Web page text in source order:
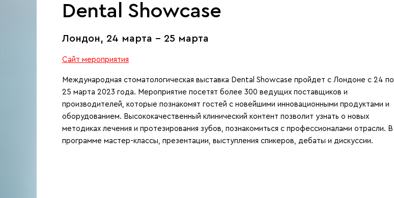
Dental Showcase
Лондон, 24 марта - 25 марта
Сайт мероприятия
Международная стоматологическая выставка Dental Showcase пройдет с Лондоне с 24 по
25 марта 2023 года. Мероприятие посетят более 300 ведущих поставщиков и
производителей, которые познакомят гостей с новейшими инновационными продуктами и
оборудованием. Высококачественный клинический контент позволит узнать о новых
методиках лечения и протезирования зубов, познакомиться с профессионалами отрасли. В
программе мастер-классы, презентации, выступления спикеров, дебаты и дискуссии.